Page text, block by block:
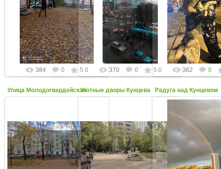
14 Ноября 2023
Фото от Марины Кузиной
kuntsevo-online
384 0 5.0
14 Ноября 2023
Фото от Полины Щуриковой
kuntsevo-online
370 0 5.0
14 Ноября
Фото от Тамары
kuntsevo-
362 0
Улица Молодогвардейская
30 Октября 2023
Фотограф Мария Пластинина:
"Мрачность погоды стала
зашкаливать…Но осень всё же
прекрасна" 20.10.2023
Уютные дворы Кунцева
17 Октября 2023
Фото от Марии Пластининой
kuntsevo-online
Радуга над Кунцевом
09 Октября
Фото от Алёны
kuntsevo-